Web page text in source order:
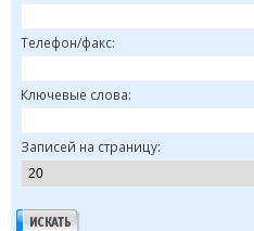
Телефон/факс:
Ключевые слова:
Записей на страницу: